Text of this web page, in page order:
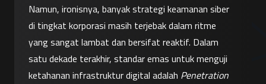
Namun, ironisnya, banyak strategi keamanan siber
di tingkat korporasi masih terjebak dalam ritme
yang sangat lambat dan bersifat reaktif. Dalam
satu dekade terakhir, standar emas untuk menguji
ketahanan infrastruktur digital adalah Penetration